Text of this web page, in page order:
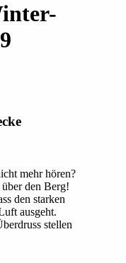
mehr hören?
den Berg!
den starken
ausgeht.
stellen